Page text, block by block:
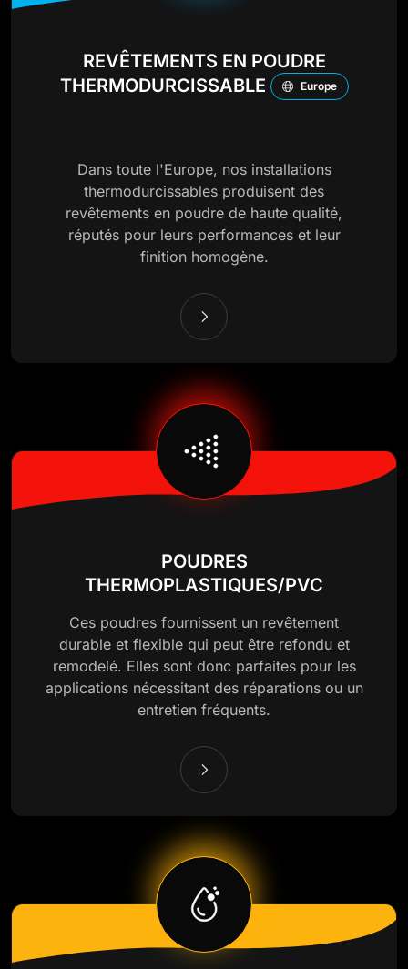
REVÊTEMENTS EN POUDRE
THERMODURCISSABLE
Europe
Dans toute l'Europe, nos installations
thermodurcissables produisent des
revêtements en poudre de haute qualité,
réputés pour leurs performances et leur
finition homogène.
POUDRES
THERMOPLASTIQUES/PVC
Ces poudres fournissent un revêtement
durable et flexible qui peut être refondu et
remodelé. Elles sont donc parfaites pour les
applications nécessitant des réparations ou un
entretien fréquents.